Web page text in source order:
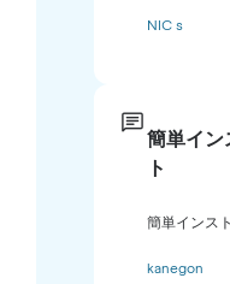
NIC s
簡単イン
ト
簡単インス
kanegon